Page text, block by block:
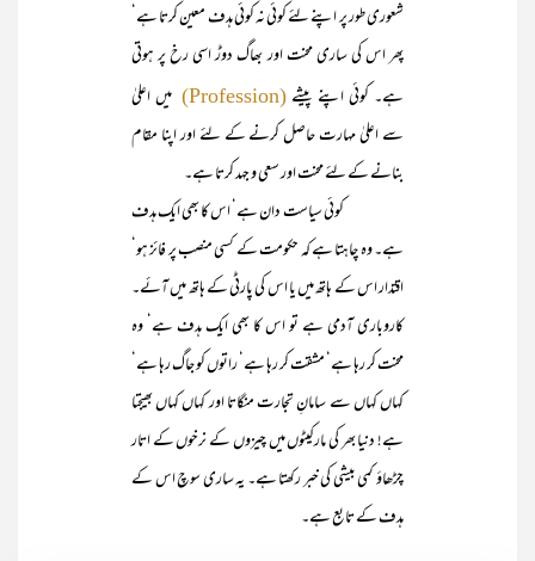
شعوری طور پر اپنے لئے کوئی نہ کوئی ہدف معین کرتا ہے‘
پھر اس کی ساری محنت اور بھاگ دوڑ اسی رخ پر ہوتی
ہے۔ کوئی اپنے پیشے (Profession)
میں اعلیٰ
سے اعلیٰ مہارت حاصل کرنے کے لئے اور اپنا مقام
بنانے کے لئے محنت اور سعی و جہد کرتا ہے۔
کوئی سیاست دان ہے‘ اس کا بھی ایک ہدف
ہے۔ وہ چاہتا ہے کہ حکومت کے کسی منصب پر فائز ہو‘
اقتدار اس کے ہاتھ میں یا اس کی پارٹی کے ہاتھ میں آئے۔
کاروباری آدمی ہے تو اس کا بھی ایک ہدف ہے‘ وہ
محنت کر رہا ہے‘ مشقت کر رہا ہے‘ راتوں کو جاگ رہا ہے‘
کہاں کہاں سے سامانِ تجارت منگاتا اور کہاں کہاں بھیجتا
ہے! دنیا بھر کی مارکیٹوں میں چیزوں کے نرخوں کے اتار
چڑھاؤ کمی بیشی کی خبر رکھتا ہے۔ یہ ساری سوچ اس کے
ہدف کے تابع ہے۔